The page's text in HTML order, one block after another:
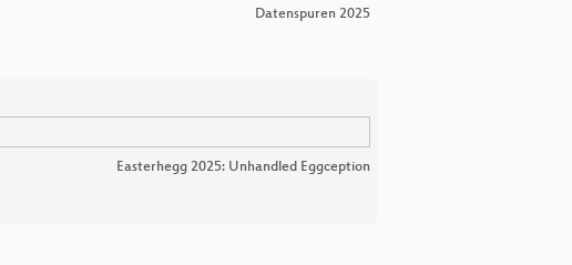
Datenspuren 2025
Easterhegg 2025: Unhandled Eggception